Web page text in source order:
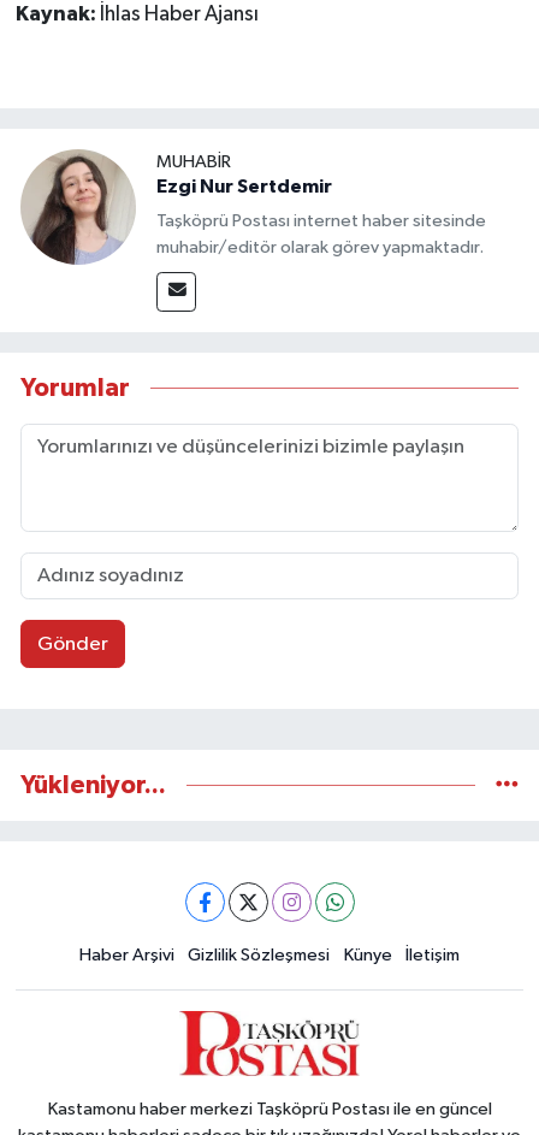
Kaynak: İhlas Haber Ajansı
MUHABİR
Ezgi Nur Sertdemir
Taşköprü Postası internet haber sitesinde
muhabir/editör olarak görev yapmaktadır.
Yorumlar
Gönder
Yükleniyor...
Haber Arşivi Gizlilik Sözleşmesi Künye İletişim
Kastamonu haber merkezi Taşköprü Postası ile en güncel